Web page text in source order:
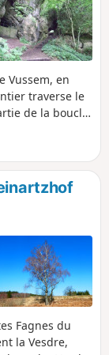
Vussem, en
traverse le
de la boucle
Fagnes du
la Vesdre,